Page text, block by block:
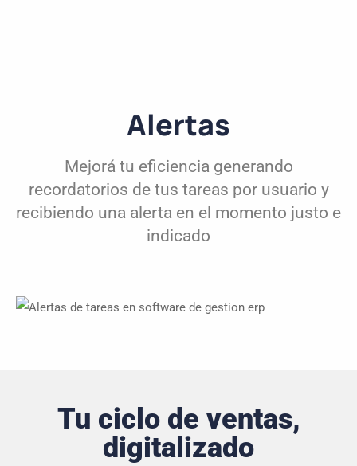
Alertas
Mejorá tu eficiencia generando
recordatorios de tus tareas por usuario y
recibiendo una alerta en el momento justo e
indicado
Tu ciclo de ventas,
digitalizado